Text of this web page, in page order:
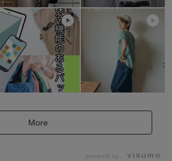
More
powered by